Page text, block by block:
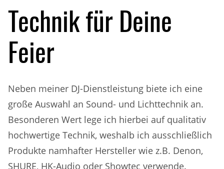
Technik für Deine
Feier
Neben meiner DJ-Dienstleistung biete ich eine
große Auswahl an Sound- und Lichttechnik an.
Besonderen Wert lege ich hierbei auf qualitativ
hochwertige Technik, weshalb ich ausschließlich
Produkte namhafter Hersteller wie z.B. Denon,
SHURE, HK-Audio oder Showtec verwende.